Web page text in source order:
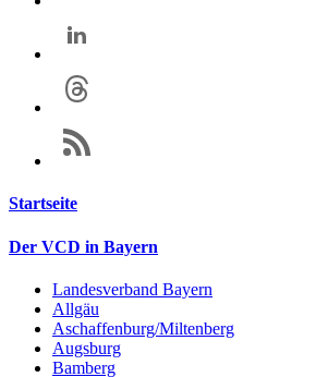
Startseite
Der VCD in Bayern
Landesverband Bayern
Allgäu
Aschaffenburg/Miltenberg
Augsburg
Bamberg